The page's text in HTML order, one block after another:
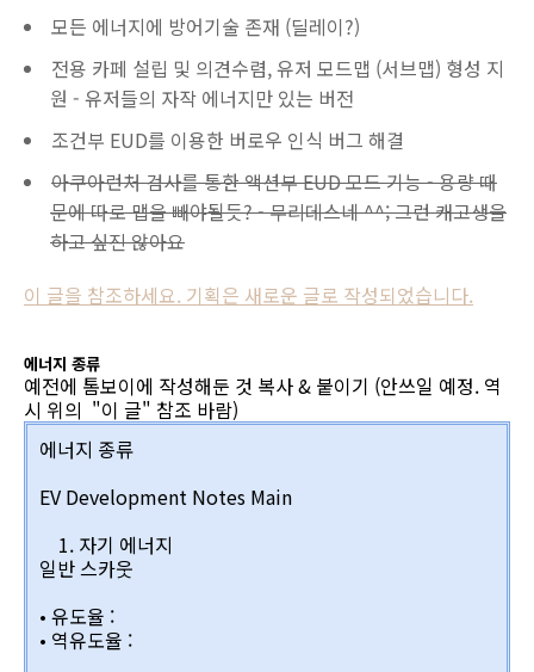
모든 에너지에 방어기술 존재 (딜레이?)
전용 카페 설립 및 의견수렴, 유저 모드맵 (서브맵) 형성 지
원 - 유저들의 자작 에너지만 있는 버전
조건부 EUD를 이용한 버로우 인식 버그 해결
아쿠아런처 검사를 통한 액션부 EUD 모드 기능 - 용량 때
문에 따로 맵을 빼야될듯? - 무리데스네 ^^; 그런 캐고생을
하고 싶진 않아요
이 글을 참조하세요. 기획은 새로운 글로 작성되었습니다.
에너지 종류
예전에 톰보이에 작성해둔 것 복사 & 붙이기 (안쓰일 예정. 역
시 위의 "이 글" 참조 바람)
에너지 종류
EV Development Notes Main
1. 자기 에너지
일반 스카웃
• 유도율 :
• 역유도율 :